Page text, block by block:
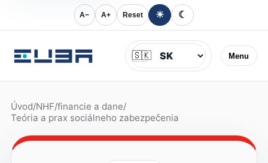
A− A+ Reset ☀ ☾
Menu
Jazyk
🇸🇰
Úvod/NHF/financie a dane/
Teória a prax sociálneho zabezpečenia